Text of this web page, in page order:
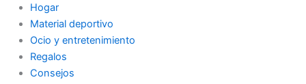
Hogar
Material deportivo
Ocio y entretenimiento
Regalos
Consejos